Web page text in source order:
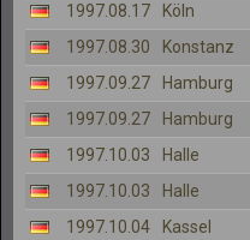
1997.08.17
Köln
1997.08.30
Konstanz
1997.09.27
Hamburg
1997.09.27
Hamburg
1997.10.03
Halle
1997.10.03
Halle
1997.10.04
Kassel